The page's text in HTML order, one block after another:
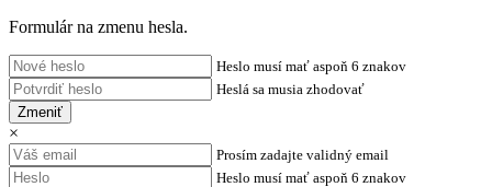
Formulár na zmenu hesla.
Heslo musí mať aspoň 6 znakov
Heslá sa musia zhodovať
Zmeniť
×
Prosím zadajte validný email
Heslo musí mať aspoň 6 znakov